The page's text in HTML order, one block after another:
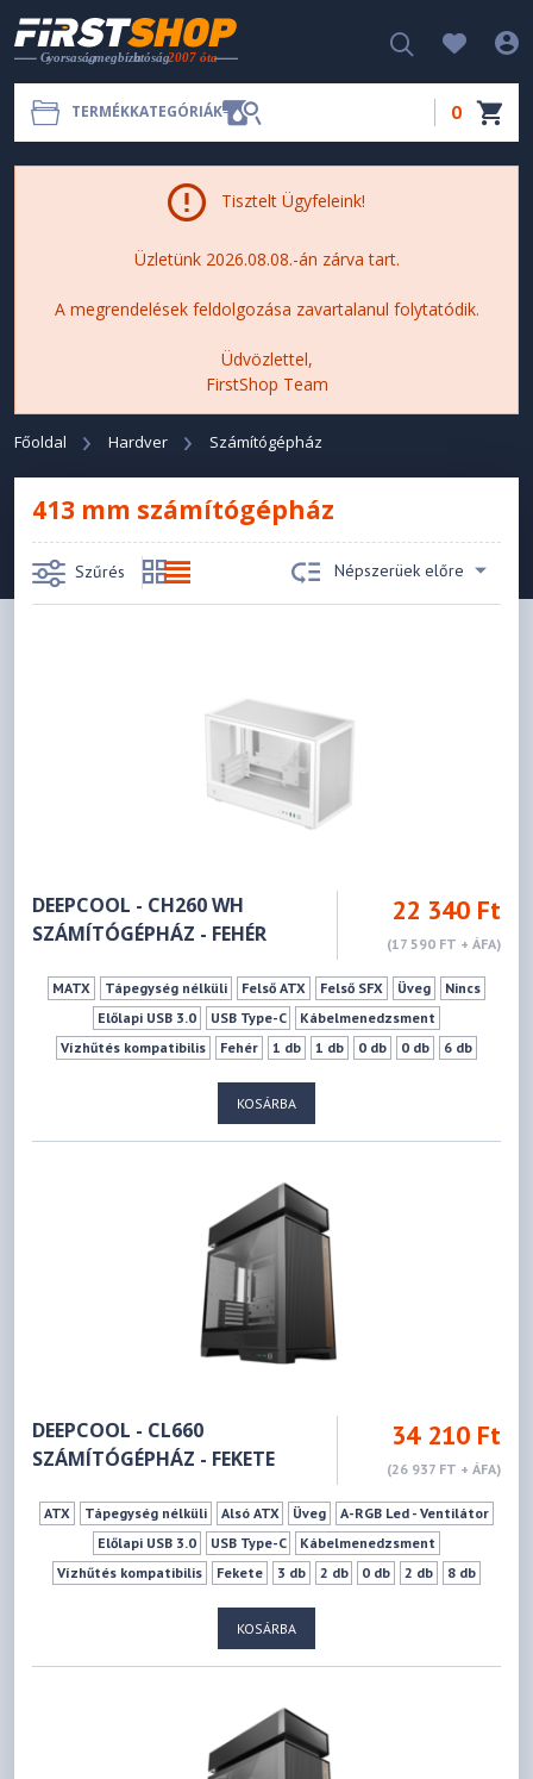
TERMÉKKATEGÓRIÁK 0
Tisztelt Ügyfeleink!
Üzletünk 2026.08.08.-án zárva tart.
A megrendelések feldolgozása zavartalanul folytatódik.
Üdvözlettel,
FirstShop Team
Főoldal Hardver Számítógépház
413 mm számítógépház
Szűrés Népszerüek előre
DEEPCOOL - CH260 WH
SZÁMÍTÓGÉPHÁZ - FEHÉR
22 340 Ft
(17 590 FT + ÁFA)
MATX Tápegység nélküli Felső ATX Felső SFX Üveg
Nincs
Előlapi USB 3.0
USB Type-C
Kábelmenedzsment
Vízhűtés kompatibilis
Fehér 1 db 1 db 0 db 0 db
6 db
KOSÁRBA
DEEPCOOL - CL660
SZÁMÍTÓGÉPHÁZ - FEKETE
34 210 Ft
(26 937 FT + ÁFA)
ATX Tápegység nélküli Alsó ATX Üveg
A-RGB Led - Ventilátor
Előlapi USB 3.0
USB Type-C
Kábelmenedzsment
Vízhűtés kompatibilis
Fekete 3 db 2 db 0 db 2 db
8 db
KOSÁRBA